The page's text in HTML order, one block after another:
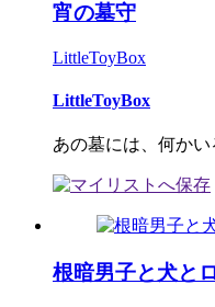
宵の墓守
LittleToyBox
LittleToyBox
あの墓には、何かい
根暗男子と犬と